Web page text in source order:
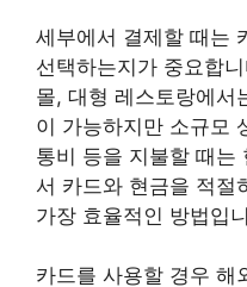
세부에서 결제할 때는
선택하는지가 중요합
몰, 대형 레스토랑에서
이 가능하지만 소규모
통비 등을 지불할 때는
서 카드와 현금을 적절
가장 효율적인 방법입
카드를 사용할 경우 해